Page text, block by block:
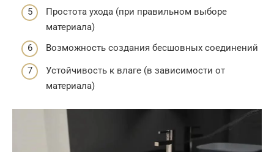
Простота ухода (при правильном выборе
материала)
Возможность создания бесшовных соединений
Устойчивость к влаге (в зависимости от
материала)